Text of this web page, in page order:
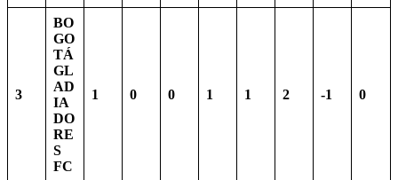
3
BO
GO
TÁ
GL
AD
IA
DO
RE
S
FC
1 0 0 1 1 2 -1 0